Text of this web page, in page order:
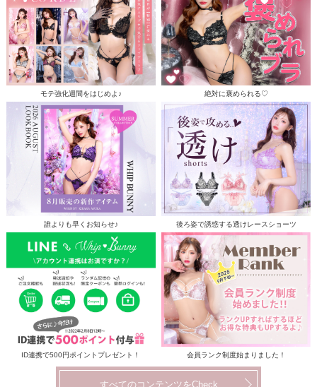
モテ強化週間をはじめよ♪ 絶対に褒められる♡
誰よりも早くお知らせ♪ 後ろ姿で誘惑する透けレースショーツ
ID連携で500円ポイントプレゼント！ 会員ランク制度始まりました！
すべてのコンテンツをCheck